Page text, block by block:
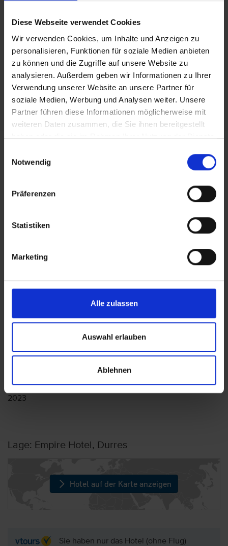
Diese Webseite verwendet Cookies
Wir verwenden Cookies, um Inhalte und Anzeigen zu
personalisieren, Funktionen für soziale Medien anbieten
zu können und die Zugriffe auf unsere Website zu
analysieren. Außerdem geben wir Informationen zu Ihrer
Verwendung unserer Website an unsere Partner für
soziale Medien, Werbung und Analysen weiter. Unsere
Partner führen diese Informationen möglicherweise mit
weiteren Daten zusammen, die Sie ihnen bereitgestellt
haben oder die sie im Rahmen Ihrer Nutzung der Dienste
Notwendig
Präferenzen
Statistiken
Marketing
Alle zulassen
Auswahl erlauben
Ablehnen
Center.
Allgemeine Hoteldaten
Hotelort: Durres
Kategorie der Unterkunft: 4
Landeskategorie: Aktuell liegen uns keine Kenntnisse
über die Landeskategorie vor.
Flughafen bei einigen Fluggesellschaften kostenpflichtig
ist. Freigepäck und Verpflegung während des Fluges
erhalten Sie im Servicebereich unter Rund um die Reise bei
Wir möchten Sie darauf aufmerksam machen, dass Sie am
Ihr Hotel einchecken können. An Ihrem Abreisetag können
Sie Ihr Zimmer bis 11 Uhr (örtliche Abweichung vorbehalten)
fordert. Sollte ein derartiger Nachweis nicht gelingen, kann
es vorkommen, dass der Hotelier
akzeptiert. Bitte beachten Sie, dass die vtours
Hotelbeschreibung für Ihre Buchung relevant ist! Es ist
Hotelbeschreibungen ausweisen oder es entscheidende
Unterschiede in den beschriebenen Leistungen gibt. Aug.
2023
Lage: Empire Hotel, Durres
Hotel auf der Karte anzeigen
Sie haben nur das Hotel (ohne Flug)